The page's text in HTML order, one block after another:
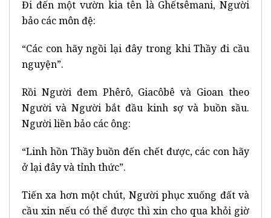
Đi đến một vườn kia tên là Ghếtsêmani, Người
bảo các môn đệ:
“Các con hãy ngồi lại đây trong khi Thầy đi cầu
nguyện”.
Rồi Người đem Phêrô, Giacôbê và Gioan theo
Người và Người bắt đầu kinh sợ và buồn sầu.
Người liền bảo các ông:
“Linh hồn Thầy buồn đến chết được, các con hãy
ở lại đây và tỉnh thức”.
Tiến xa hơn một chút, Người phục xuống đất và
cầu xin nếu có thể được thì xin cho qua khỏi giờ